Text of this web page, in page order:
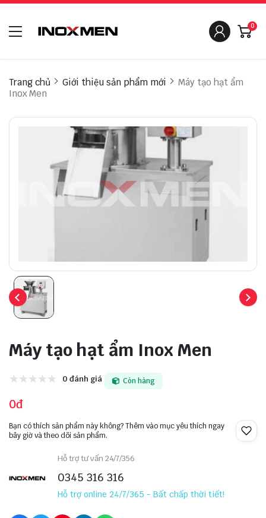
0
Trang chủ Giới thiệu sản phẩm mới
Máy tạo hạt ẩm
Inox Men
Máy tạo hạt ẩm Inox Men
0 đánh giá Còn hàng
0đ
Bạn có thích sản phẩm này không? Thêm vào mục yêu thích ngay
bây giờ và theo dõi sản phẩm.
Hỗ trợ tư vấn 24/7/356
0345 316 316
Hỗ trợ online 24/7/365 - Bất chấp thời tiết!